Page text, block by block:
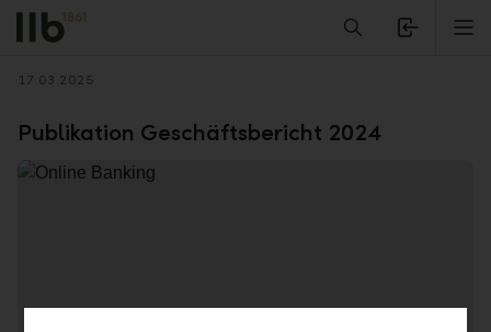
Alerts.Headline
Zurück
17.03.2025
Publikation Geschäftsbericht 2024